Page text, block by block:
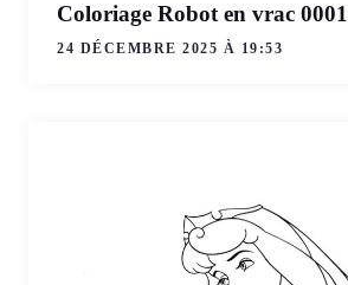
Coloriage Robot en vrac 0001
24 DÉCEMBRE 2025 À 19:53